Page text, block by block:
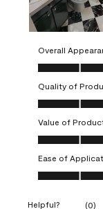
Overall
Overall
Quality of
Quality of
Value of
Value of
Ease of
Ease of
Helpful? (0)